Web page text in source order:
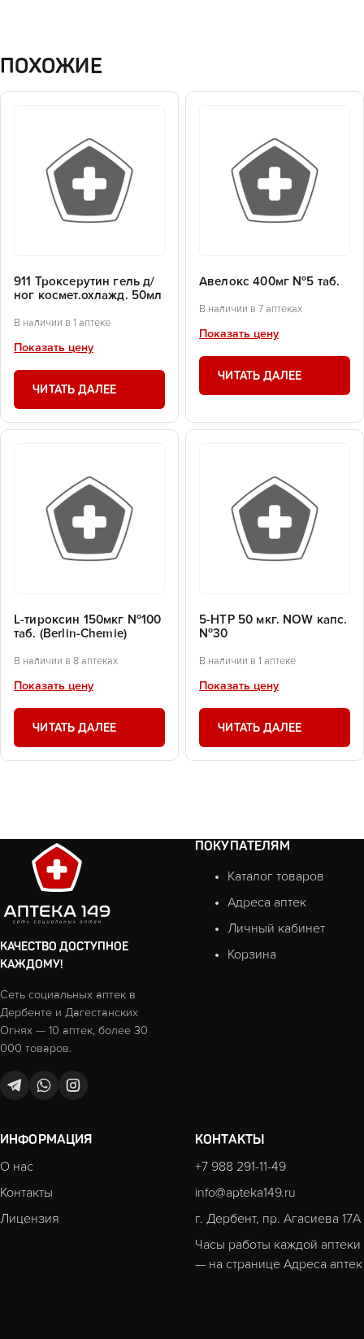
ПОХОЖИЕ
911 Троксерутин гель д/
ног космет.охлажд. 50мл
В наличии в 1 аптеке
Показать цену
ЧИТАТЬ ДАЛЕЕ
Авелокс 400мг №5 таб.
В наличии в 7 аптеках
Показать цену
ЧИТАТЬ ДАЛЕЕ
L-тироксин 150мкг №100
таб. (Berlin-Chemie)
В наличии в 8 аптеках
Показать цену
ЧИТАТЬ ДАЛЕЕ
5-HTP 50 мкг. NOW капс.
№30
В наличии в 1 аптеке
Показать цену
ЧИТАТЬ ДАЛЕЕ
КАЧЕСТВО ДОСТУПНОЕ
КАЖДОМУ!
Сеть социальных аптек в
Дербенте и Дагестанских
Огнях — 10 аптек, более 30
000 товаров.
ПОКУПАТЕЛЯМ
Каталог товаров
Адреса аптек
Личный кабинет
Корзина
ИНФОРМАЦИЯ
О нас
Контакты
Лицензия
КОНТАКТЫ
+7 988 291-11-49
info@apteka149.ru
г. Дербент, пр. Агасиева 17А
Часы работы каждой аптеки
— на странице Адреса аптек